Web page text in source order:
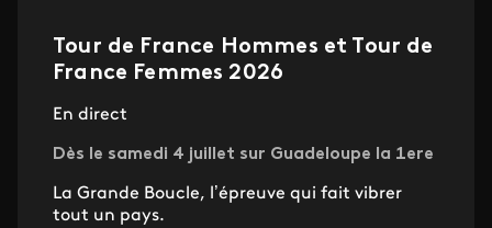
Tour de France Hommes et Tour de
France Femmes 2026
En direct
Dès le samedi 4 juillet sur Guadeloupe la 1ere
La Grande Boucle, l’épreuve qui fait vibrer
tout un pays.